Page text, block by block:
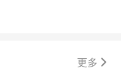
更多